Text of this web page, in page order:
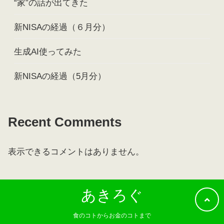
“家”の話が出てきた
新NISAの経過（６月分）
生成AI使ってみた
新NISAの経過（5月分）
Recent Comments
表示できるコメントはありません。
あきろぐ
食のコトからお金のコトまで